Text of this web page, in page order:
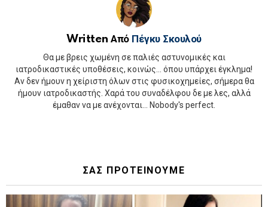
Written Από Πέγκυ Σκουλού
Θα με βρεις χωμένη σε παλιές αστυνομικές και
ιατροδικαστικές υποθέσεις, κοινώς... όπου υπάρχει έγκλημα!
Αν δεν ήμουν η χείριστη όλων στις φυσικοχημείες, σήμερα θα
ήμουν ιατροδικαστής. Χαρά του συναδέλφου δε με λες, αλλά
έμαθαν να με ανέχονται... Nobody's perfect.
ΣΑΣ ΠΡΟΤΕΙΝΟΥΜΕ